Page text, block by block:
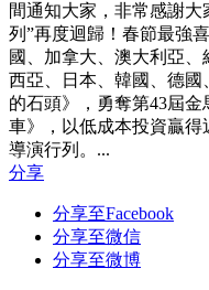
間通知大家，非常感謝
列”再度迴歸！春節最強
國、加拿大、澳大利亞
西亞、日本、韓國、德國
的石頭》，勇奪第43屆
車》，以低成本投資贏
導演行列。...
分享
分享至Facebook
分享至微信
分享至微博